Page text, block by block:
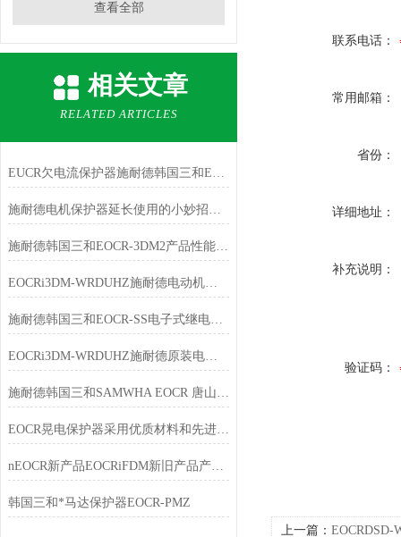
查看全部
相关文章
RELATED ARTICLES
EUCR欠电流保护器施耐德韩国三和EOCR
施耐德电机保护器延长使用的小妙招，快点学起来
施耐德韩国三和EOCR-3DM2产品性能提升
EOCRi3DM-WRDUHZ施耐德电动机保护器技术说明
施耐德韩国三和EOCR-SS电子式继电器规格说明
EOCRi3DM-WRDUHZ施耐德原装电动机保护器特点
施耐德韩国三和SAMWHA EOCR 唐山韩雅电气五一放假通知
EOCR晃电保护器采用优质材料和先进的电路设计
nEOCR新产品EOCRiFDM新旧产品产品订购代码对应表
韩国三和*马达保护器EOCR-PMZ
联系电话：
常用邮箱：
省份：
详细地址：
补充说明：
验证码：
上一篇： EOCRDSD-